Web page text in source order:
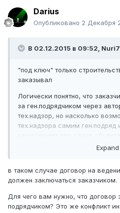
субчиками.
Относительно авторского
Darius
Опубликовано 2 Декабря
В 02.12.2015 в 09:52,
"под ключ" только
заказывал
Логически понятно, что
за ген.подрядчиком через
тех.надзор, но насколько
тех.надзора самим ген.подряд
нарушением при сдаче объекта
нет только строительство,
Expand
в таком случае договор на
должен заключаться заказчиком.
Для чего вам нужно, что договор
подрядчиком? Это же конфликт